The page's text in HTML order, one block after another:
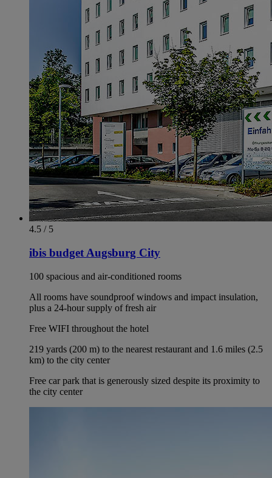
4.5 / 5
ibis budget Augsburg City
100 spacious and air-conditioned rooms
All rooms have soundproof windows and impact insulation,
plus a 24-hour supply of fresh air
Free WIFI throughout the hotel
219 yards (200 m) to the nearest restaurant and 1.6 miles (2.5
km) to the city center
Free car park that is generously sized despite its proximity to
the city center